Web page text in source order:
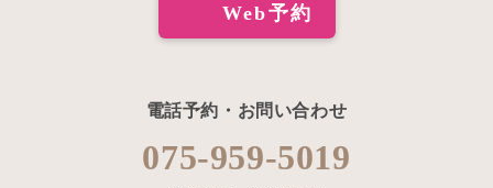
Web予約
電話予約・お問い合わせ
075-959-5019